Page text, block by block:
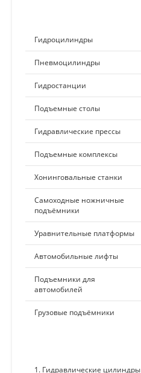
Гидроцилиндры
Пневмоцилиндры
Гидростанции
Подъемные столы
Гидравлические прессы
Подъемные комплексы
Хонинговальные станки
Самоходные ножничные
подъёмники
Уравнительные платформы
Автомобильные лифты
Подъемники для
автомобилей
Грузовые подъёмники
1. Гидравлические цилиндры